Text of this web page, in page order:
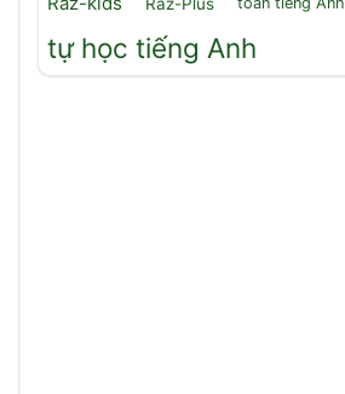
tự học tiếng Anh